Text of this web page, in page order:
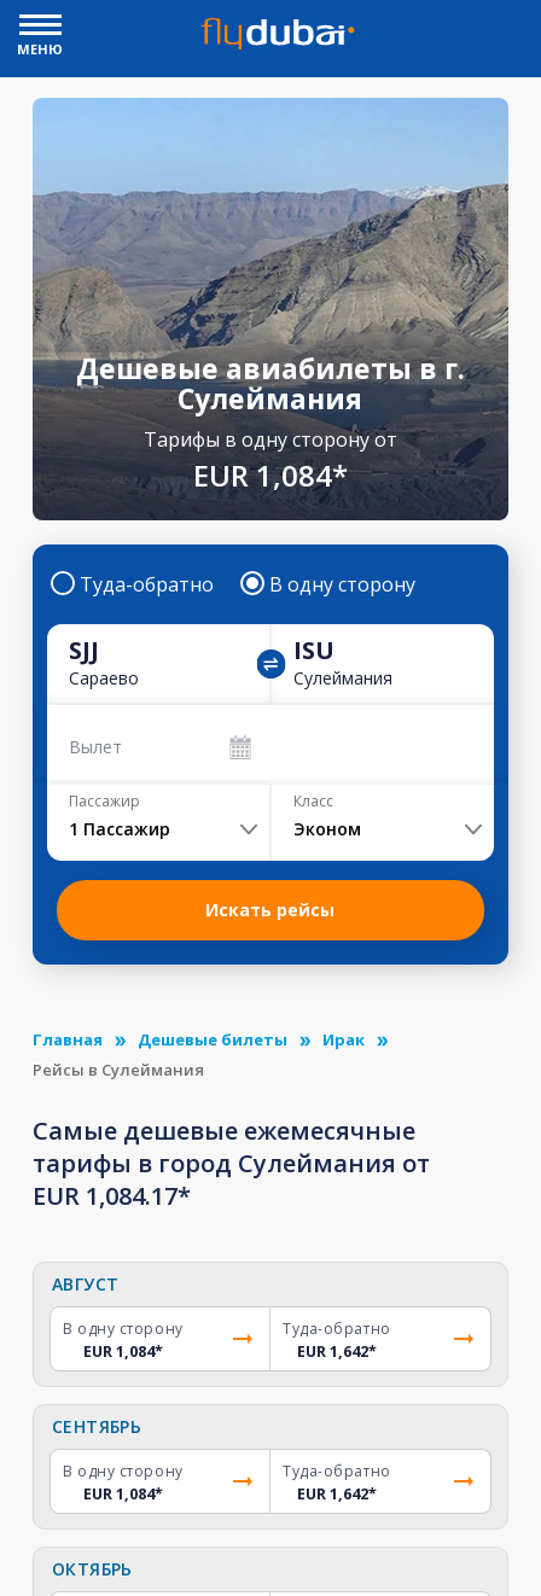
МЕНЮ
Дешевые авиабилеты в г.
Сулеймания
Тарифы в одну сторону от
EUR 1,084*
Туда-обратно В одну сторону
SJJ
Сараево
ISU
Сулеймания
Вылет
Пассажир
1 Пассажир
Класс
Эконом
Искать рейсы
Главная Дешевые билеты
Ирак
Рейсы в Сулеймания
Самые дешевые ежемесячные
тарифы в город Сулеймания от
EUR 1,084.17*
АВГУСТ
В одну сторону
EUR 1,084*
Туда-обратно
EUR 1,642*
СЕНТЯБРЬ
В одну сторону
EUR 1,084*
Туда-обратно
EUR 1,642*
ОКТЯБРЬ